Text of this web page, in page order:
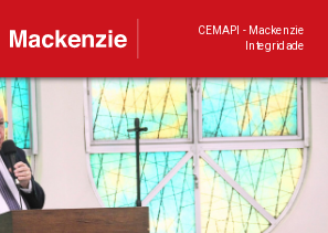
CEMAPI - Mackenzie
Integridade